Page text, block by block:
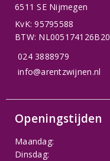
6511 SE Nijmegen
KvK: 95795588
BTW: NL005174126B20
024 3888979
info@arentzwijnen.nl
Openingstijden
Maandag:
Dinsdag: